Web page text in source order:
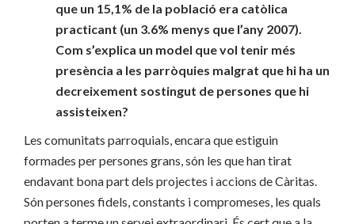
que un 15,1% de la població era catòlica
practicant (un 3.6% menys que l’any 2007).
Com s’explica un model que vol tenir més
presència a les parròquies malgrat que hi ha un
decreixement sostingut de persones que hi
assisteixen?
Les comunitats parroquials, encara que estiguin
formades per persones grans, són les que han tirat
endavant bona part dels projectes i accions de Càritas.
Són persones fidels, constants i compromeses, les quals